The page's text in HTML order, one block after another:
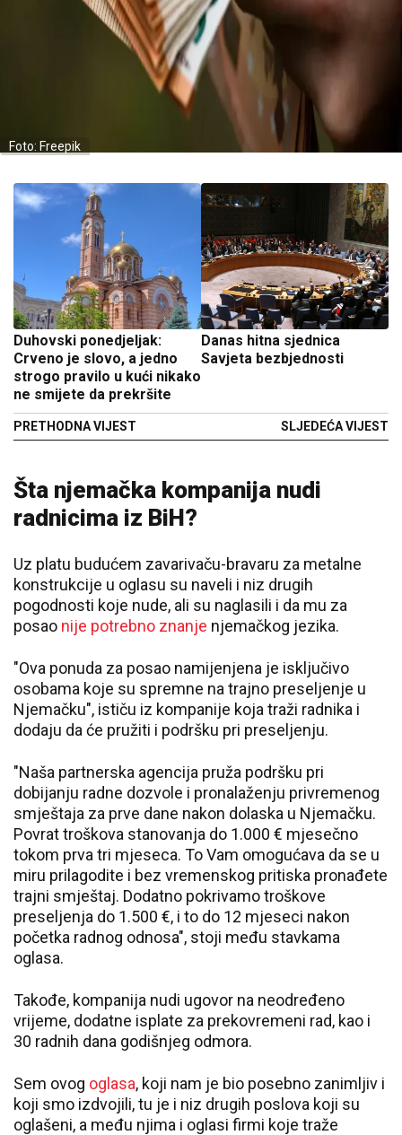
Foto: Freepik
Duhovski ponedjeljak:
Crveno je slovo, a jedno
strogo pravilo u kući nikako
ne smijete da prekršite
PRETHODNA VIJEST
Danas hitna sjednica
Savjeta bezbjednosti
SLJEDEĆA VIJEST
Šta njemačka kompanija nudi
radnicima iz BiH?
Uz platu budućem zavarivaču-bravaru za metalne
konstrukcije u oglasu su naveli i niz drugih
pogodnosti koje nude, ali su naglasili i da mu za
posao nije potrebno znanje njemačkog jezika.
"Ova ponuda za posao namijenjena je isključivo
osobama koje su spremne na trajno preseljenje u
Njemačku", ističu iz kompanije koja traži radnika i
dodaju da će pružiti i podršku pri preseljenju.
"Naša partnerska agencija pruža podršku pri
dobijanju radne dozvole i pronalaženju privremenog
smještaja za prve dane nakon dolaska u Njemačku.
Povrat troškova stanovanja do 1.000 € mjesečno
tokom prva tri mjeseca. To Vam omogućava da se u
miru prilagodite i bez vremenskog pritiska pronađete
trajni smještaj. Dodatno pokrivamo troškove
preseljenja do 1.500 €, i to do 12 mjeseci nakon
početka radnog odnosa", stoji među stavkama
oglasa.
Takođe, kompanija nudi ugovor na neodređeno
vrijeme, dodatne isplate za prekovremeni rad, kao i
30 radnih dana godišnjeg odmora.
Sem ovog oglasa, koji nam je bio posebno zanimljiv i
koji smo izdvojili, tu je i niz drugih poslova koji su
oglašeni, a među njima i oglasi firmi koje traže